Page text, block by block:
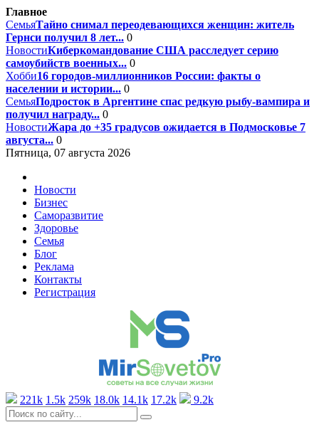
Главное
СемьяТайно снимал переодевающихся женщин: житель
Гернси получил 8 лет... 0
НовостиКиберкомандование США расследует серию
самоубийств военных... 0
Хобби16 городов-миллионников России: факты о
населении и истории... 0
СемьяПодросток в Аргентине спас редкую рыбу-вампира и
получил награду... 0
НовостиЖара до +35 градусов ожидается в Подмосковье 7
августа... 0
Пятница, 07 августа 2026
Новости
Бизнес
Саморазвитие
Здоровье
Семья
Блог
Реклама
Контакты
Регистрация
221k 1.5k 259k 18.0k 14.1k 17.2k 9.2k